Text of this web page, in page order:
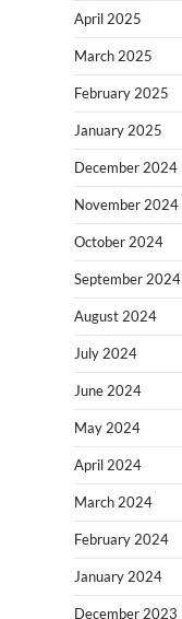
April 2025
March 2025
February 2025
January 2025
December 2024
November 2024
October 2024
September 2024
August 2024
July 2024
June 2024
May 2024
April 2024
March 2024
February 2024
January 2024
December 2023